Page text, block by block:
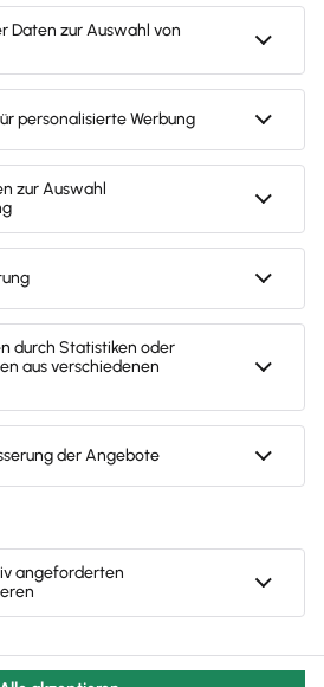
Steuerformulare, kein
Behördendeutsch
Datenhaltung und
Hilfe seiner Klasse
wählen
Glossar Widerruf